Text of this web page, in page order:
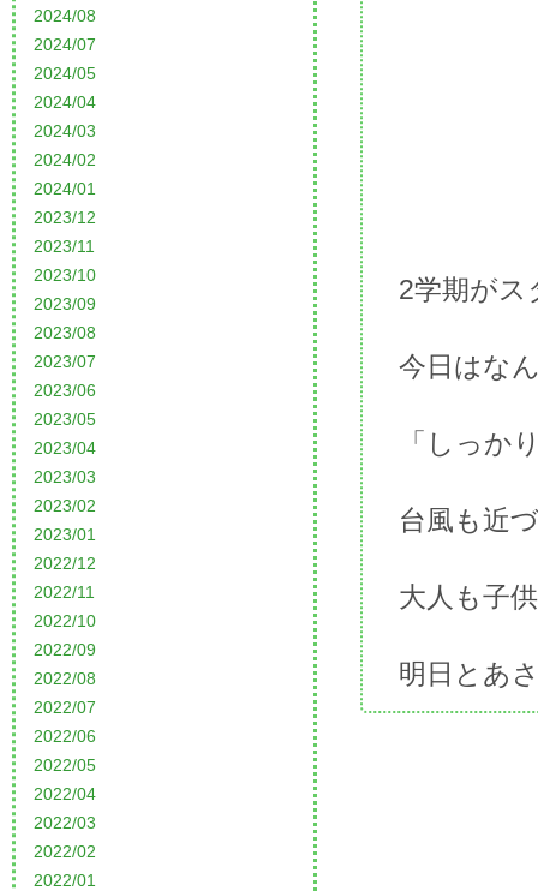
2024/08
2024/07
2024/05
2024/04
2024/03
2024/02
2024/01
2023/12
2023/11
2023/10
2023/09
2023/08
2023/07
2023/06
2023/05
2023/04
2023/03
2023/02
2023/01
2022/12
2022/11
2022/10
2022/09
2022/08
2022/07
2022/06
2022/05
2022/04
2022/03
2022/02
2022/01
2学期がス
今日はな
「しっか
台風も近
大人も子
明日とあ